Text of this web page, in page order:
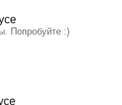
Попробуйте :)